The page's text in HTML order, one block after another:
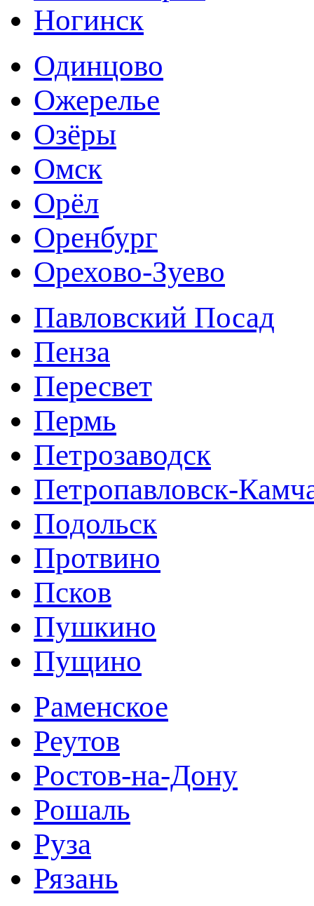
Ногинск
Одинцово
Ожерелье
Озёры
Омск
Орёл
Оренбург
Орехово-Зуево
Павловский Посад
Пенза
Пересвет
Пермь
Петрозаводск
Петропавловск-
Подольск
Протвино
Псков
Пушкино
Пущино
Раменское
Реутов
Ростов-на-Дону
Рошаль
Руза
Рязань